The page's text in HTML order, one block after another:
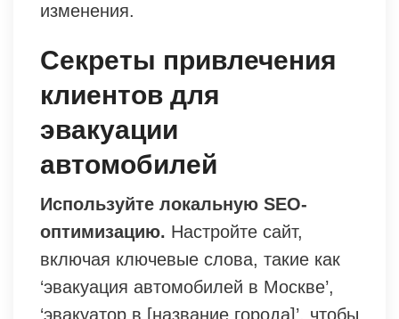
изменения.
Секреты привлечения
клиентов для
эвакуации
автомобилей
Используйте локальную SEO-
оптимизацию. Настройте сайт,
включая ключевые слова, такие как
‘эвакуация автомобилей в Москве’,
‘эвакуатор в [название города]’, чтобы